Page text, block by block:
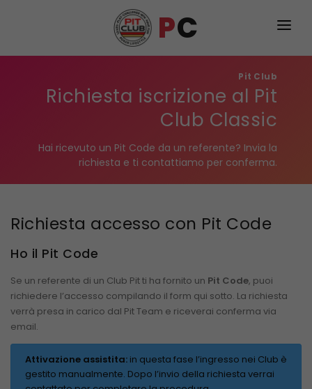
PC
PIT CLASSIC
PIT CLASSIC ONLINE
POKER STORIES
CHI SIAMO
MEMBER LOGIN
Pit Club
Richiesta iscrizione al Pit
Club Classic
Hai ricevuto un Pit Code da un referente? Invia la
richiesta e ti contattiamo per conferma.
Richiesta accesso con Pit Code
Ho il Pit Code
Se un referente di un Club Pit ti ha fornito un Pit Code, puoi
richiedere l’accesso compilando il form qui sotto. La richiesta
verrà presa in carico dal Pit Team e riceverai conferma via
email.
Attivazione assistita:in questa fase l’ingresso nei Club è
gestito manualmente. Dopo l’invio della richiesta verrai